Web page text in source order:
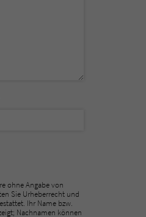
ohne Angabe von
Sie Urheberrecht und
Ihr Name bzw.
Nachnamen können